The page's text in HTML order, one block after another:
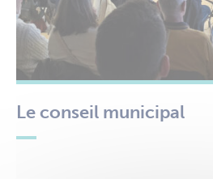
Le conseil municipal